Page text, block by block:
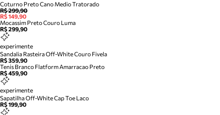
Coturno Preto Cano Medio Tratorado
R$ 299,90
R$ 149,90
Mocassim Preto Couro Luma
R$ 299,90
experimente
Sandalia Rasteira Off-White Couro Fivela
R$ 359,90
Tenis Branco Flatform Amarracao Preto
R$ 459,90
experimente
Sapatilha Off-White Cap Toe Laco
R$ 199,90